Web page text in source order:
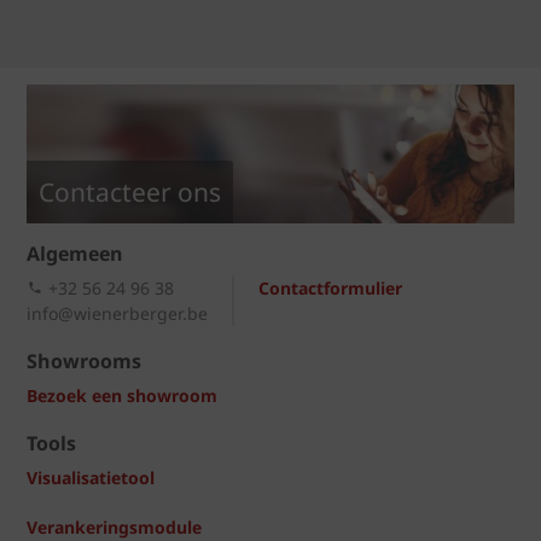
Contacteer ons
Algemeen
Contactformulier
+32 56 24 96 38
info@wienerberger.be
Showrooms
Bezoek een showroom
Tools
Visualisatietool
Verankeringsmodule